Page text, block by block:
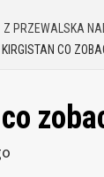
Z PRZEWALSKA
KIRGISTAN CO